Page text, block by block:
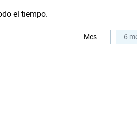
el tiempo.
Mes 6